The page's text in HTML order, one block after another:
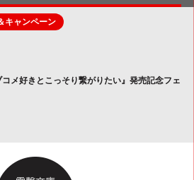
キャンペーン
コメ好きとこっそり繋がりたい』発売記念フェ